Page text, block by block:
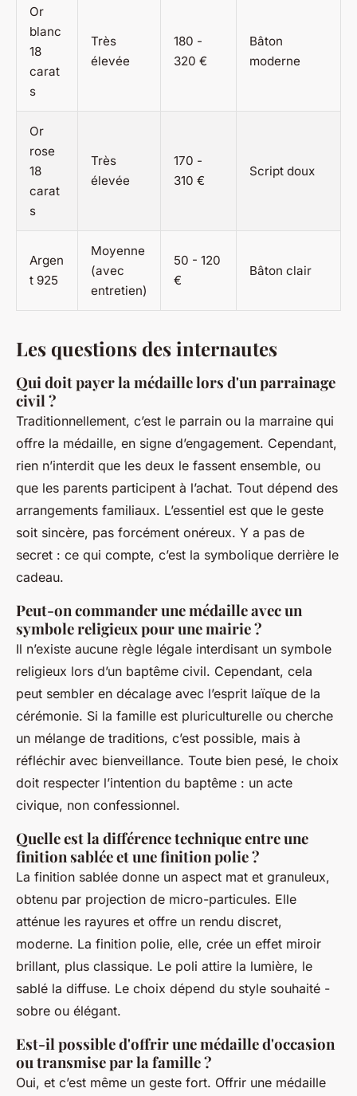
Or
blanc
18
carat
s
Très
élevée
180 -
320 €
Bâton
moderne
Or
rose
18
carat
s
Très
élevée
170 -
310 €
Script doux
Argen
t 925
Moyenne
(avec
entretien)
50 - 120
€
Bâton clair
Les questions des internautes
Qui doit payer la médaille lors d'un parrainage
civil ?
Traditionnellement, c’est le parrain ou la marraine qui
offre la médaille, en signe d’engagement. Cependant,
rien n’interdit que les deux le fassent ensemble, ou
que les parents participent à l’achat. Tout dépend des
arrangements familiaux. L’essentiel est que le geste
soit sincère, pas forcément onéreux. Y a pas de
secret : ce qui compte, c’est la symbolique derrière le
cadeau.
Peut-on commander une médaille avec un
symbole religieux pour une mairie ?
Il n’existe aucune règle légale interdisant un symbole
religieux lors d’un baptême civil. Cependant, cela
peut sembler en décalage avec l’esprit laïque de la
cérémonie. Si la famille est pluriculturelle ou cherche
un mélange de traditions, c’est possible, mais à
réfléchir avec bienveillance. Toute bien pesé, le choix
doit respecter l’intention du baptême : un acte
civique, non confessionnel.
Quelle est la différence technique entre une
finition sablée et une finition polie ?
La finition sablée donne un aspect mat et granuleux,
obtenu par projection de micro-particules. Elle
atténue les rayures et offre un rendu discret,
moderne. La finition polie, elle, crée un effet miroir
brillant, plus classique. Le poli attire la lumière, le
sablé la diffuse. Le choix dépend du style souhaité -
sobre ou élégant.
Est-il possible d'offrir une médaille d'occasion
ou transmise par la famille ?
Oui, et c’est même un geste fort. Offrir une médaille